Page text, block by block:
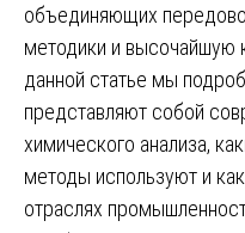
объединяющих
методики и высочайшую
данной статье мы
представляют собой
химического анализа,
методы используют и
отраслях